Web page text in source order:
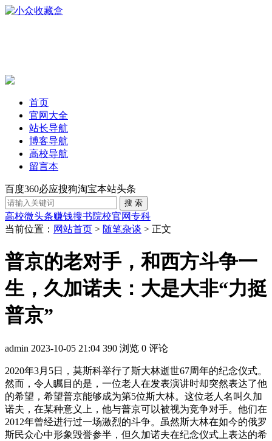
首页
官网大全
站长导航
博客导航
高校导航
留言本
百度360必应搜狗淘宝本站头条
高校微头条赚钱搜书院校官网专科
当前位置： 网站首页 > 随笔杂谈 > 正文
普京的老对手，和西方斗争一
生，久加诺夫：大是大非“力挺
普京”
admin 2023-10-05 21:04 390 浏览 0 评论
2020年3月5日，莫斯科举行了斯大林逝世67周年的纪念仪式。
然而，令人瞩目的是，一位老人在发表演讲时却突然表达了他
的希望，希望普京能够成为第5位斯大林。这位老人名叫久加
诺夫，在某种意义上，他与普京可以被视为竞争对手。他们在
2012年曾经进行过一场激烈的斗争。虽然斯大林在如今的俄罗
斯民众心中形象毁誉参半，但久加诺夫在纪念仪式上表达的希